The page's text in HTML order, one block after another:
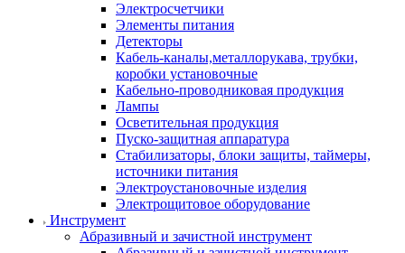
Электросчетчики
Элементы питания
Детекторы
Кабель-каналы,металлорукава, трубки,
коробки установочные
Кабельно-проводниковая продукция
Лампы
Осветительная продукция
Пуско-защитная аппаратура
Стабилизаторы, блоки защиты, таймеры,
источники питания
Электроустановочные изделия
Электрощитовое оборудование
Инструмент
Абразивный и зачистной инструмент